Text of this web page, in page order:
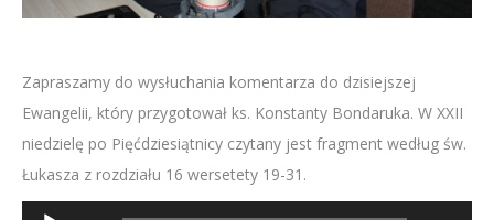
Zapraszamy do wysłuchania komentarza do dzisiejszej
Ewangelii, który przygotował ks. Konstanty Bondaruka. W XXII
niedzielę po Pięćdziesiątnicy czytany jest fragment według św.
Łukasza z rozdziału 16 wersetety 19-31.
Odtwarzacz